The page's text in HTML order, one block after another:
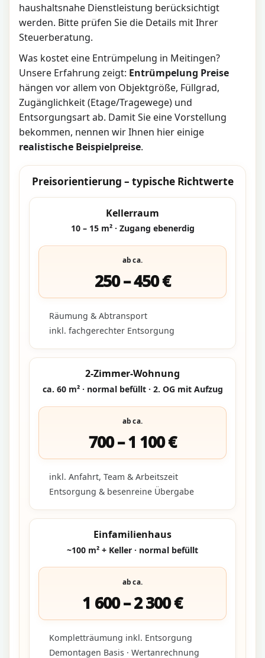
haushaltsnahe Dienstleistung berücksichtigt
werden. Bitte prüfen Sie die Details mit Ihrer
Steuerberatung.
Was kostet eine Entrümpelung in Meitingen?
Unsere Erfahrung zeigt: Entrümpelung Preise
hängen vor allem von Objektgröße, Füllgrad,
Zugänglichkeit (Etage/Tragewege) und
Entsorgungsart ab. Damit Sie eine Vorstellung
bekommen, nennen wir Ihnen hier einige
realistische Beispielpreise.
Preisorientierung – typische Richtwerte
Kellerraum
10 – 15 m² · Zugang ebenerdig
ab ca.
250 – 450 €
Räumung & Abtransport
inkl. fachgerechter Entsorgung
2-Zimmer-Wohnung
ca. 60 m² · normal befüllt · 2. OG mit Aufzug
ab ca.
700 – 1 100 €
inkl. Anfahrt, Team & Arbeitszeit
Entsorgung & besenreine Übergabe
Einfamilienhaus
~100 m² + Keller · normal befüllt
ab ca.
1 600 – 2 300 €
Kompletträumung inkl. Entsorgung
Demontagen Basis · Wertanrechnung